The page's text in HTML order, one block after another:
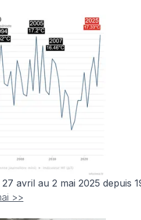
avril au 2 mai 2025 depuis
>>